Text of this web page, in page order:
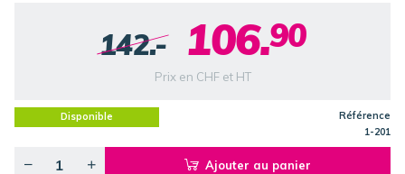
142.- 106.90
Prix en CHF et HT
Disponible
Référence
1-201
Ajouter au panier